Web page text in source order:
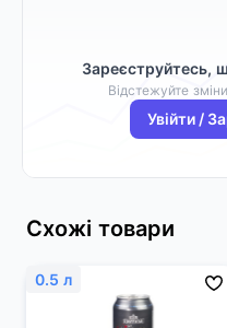
Зареєструйтесь,
Відстежуйте
Увійти /
Схожі товари
0.5 л